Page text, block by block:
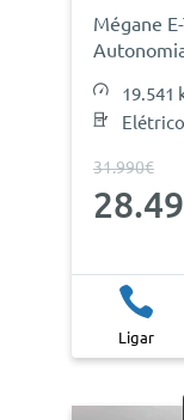
Mégane
19.541
Elétrico
31.990€
Ligar